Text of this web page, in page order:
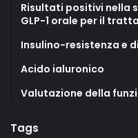
Risultati positivi nella
GLP-1 orale per il
Insulino-resistenza e
Acido ialuronico
Valutazione della
Tags